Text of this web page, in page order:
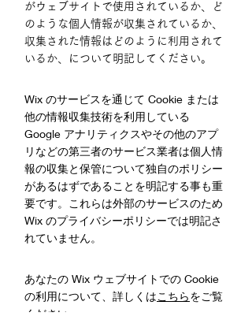
がウェブサイトで使用されているか、ど
のような個人情報が収集されているか、
収集された情報はどのように利用されて
いるか、について明記してください。
Wix のサービスを通じて Cookie または
他の情報収集技術を利用している
Google アナリティクスやその他のアプ
リなどの第三者のサービス業者は個人情
報の収集と保管について独自のポリシー
があるはずであることを明記する事も重
要です。これらは外部のサービスのため
Wix のプライバシーポリシーでは明記さ
れていません。
あなたの Wix ウェブサイトでの Cookie
の利用について、詳しくはこちらをご覧
ください。